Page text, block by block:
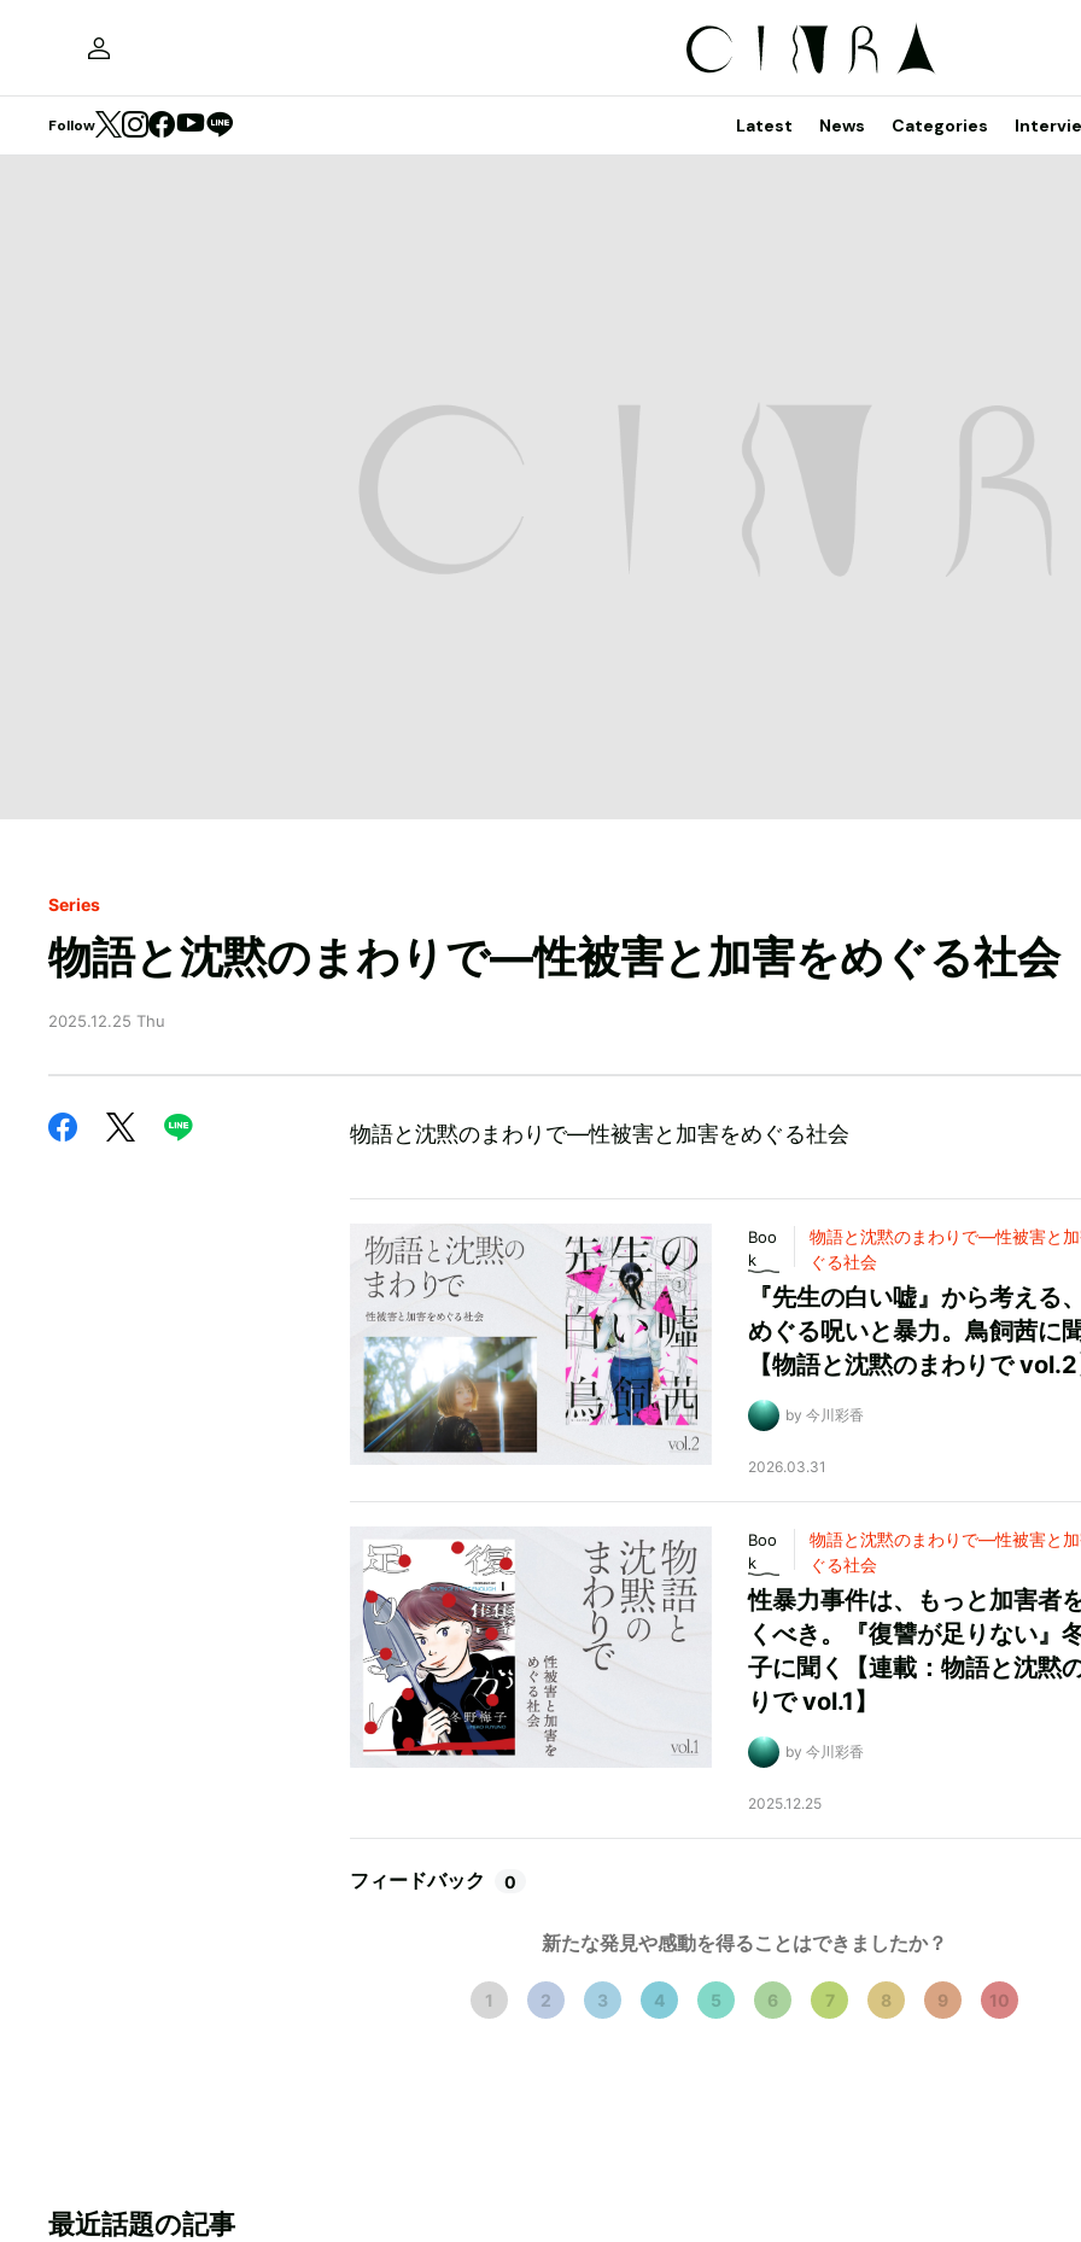
Follow Latest News Categories
Series
物語と沈黙のまわりで—性被害と加害をめぐる社会
2025.12.25 Thu
物語と沈黙のまわりで—性被害と加害をめぐる社会
Boo
k
物語と沈黙のまわりで—性被害と
ぐる社会
『先生の白い嘘』から考える
めぐる呪いと暴力。鳥飼茜に
【物語と沈黙のまわりで
by 今川彩香
2026.03.31
Boo
k
物語と沈黙のまわりで—性被害と
ぐる社会
性暴力事件は、もっと加害者
くべき。『復讐が足りない』
子に聞く【連載：物語と沈黙
りで vol.1】
by 今川彩香
2025.12.25
フィードバック 0
新たな発見や感動を得ることはできましたか？
1 2 3 4 5 6 7 8 9 10
最近話題の記事